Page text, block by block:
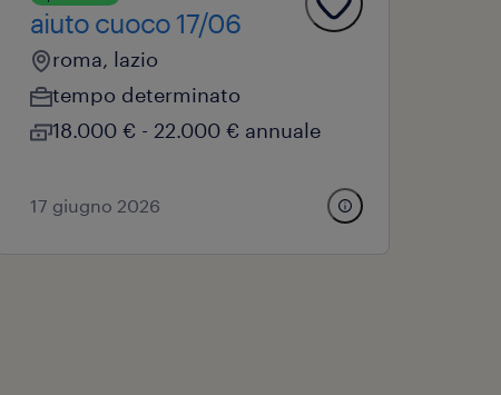
aiuto cuoco 17/06
roma, lazio
tempo determinato
18.000 € - 22.000 € annuale
17 giugno 2026